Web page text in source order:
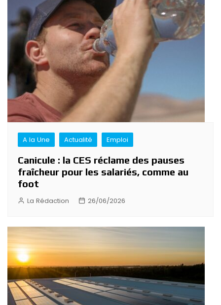
A la Une Actualité Emploi
Canicule : la CES réclame des pauses
fraîcheur pour les salariés, comme au
foot
La Rédaction 26/06/2026